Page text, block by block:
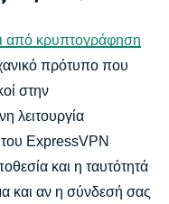
από κρυπτογράφηση
πρότυπο που
στην
λειτουργία
ExpressVPN
και η ταυτότητά
και αν η σύνδεσή σας